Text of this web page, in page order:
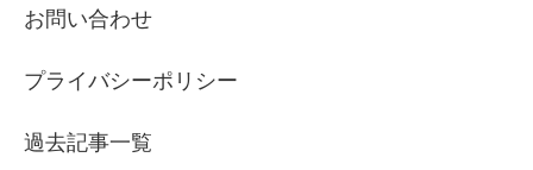
お問い合わせ
プライバシーポリシー
過去記事一覧